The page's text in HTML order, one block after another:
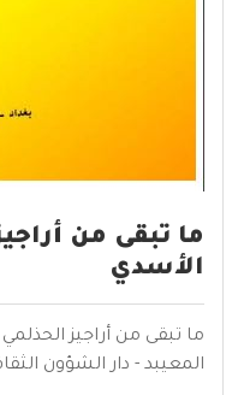
ما تبقى من
الأسدي
ما تبقى من أراجيز
المعيبد - دار الشؤون